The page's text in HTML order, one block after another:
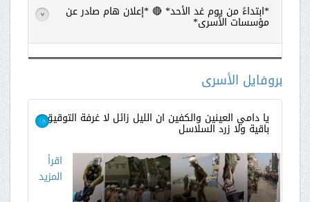
*ابتداءً من يوم غد الأحد* 🔴 *إعلان هام صادر عن
مؤسسات الأسرى* >
اقرأ
بروفايل الأسرى
يا دامي العينين والكفين ان الليل زائل لا غرفة التوقيق
باقية ولا زرد السلاسل >
اقرأ
المزيد